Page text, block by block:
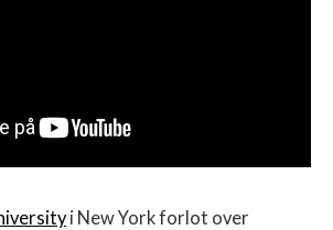
i New York forlot over